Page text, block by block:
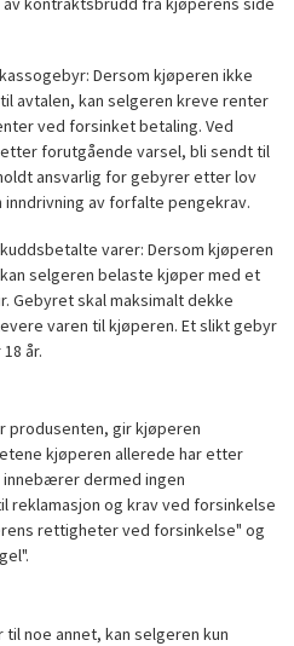
Dersom kjøperen ikke
avtalen, kan selgeren kreve renter
ved forsinket betaling. Ved
forutgående varsel, bli sendt til
ansvarlig for gebyrer etter lov
av forfalte pengekrav.
varer: Dersom kjøperen
selgeren belaste kjøper med et
Gebyret skal maksimalt dekke
varen til kjøperen. Et slikt gebyr
år.
produsenten, gir kjøperen
kjøperen allerede har etter
innebærer dermed ingen
reklamasjon og krav ved forsinkelse
rettigheter ved forsinkelse" og
noe annet, kan selgeren kun